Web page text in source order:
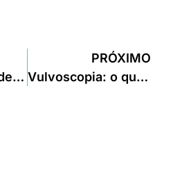
Câncer de colo de útero & HPV: como diagnosticar, como tratar e como prevenir
PRÓXIMO
Vulvoscopia: o que é e para que serve?